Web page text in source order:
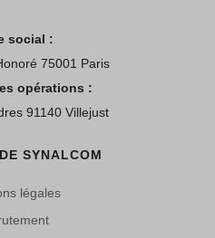
social :
75001 Paris
opérations :
91140 Villejust
SYNALCOM
légales